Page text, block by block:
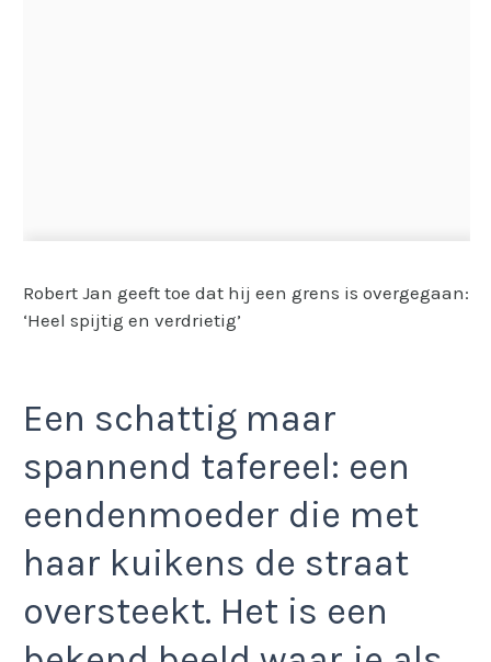
Robert Jan geeft toe dat hij een grens is overgegaan:
‘Heel spijtig en verdrietig’
Een schattig maar
spannend tafereel: een
eendenmoeder die met
haar kuikens de straat
oversteekt. Het is een